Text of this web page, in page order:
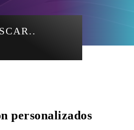
personalizados